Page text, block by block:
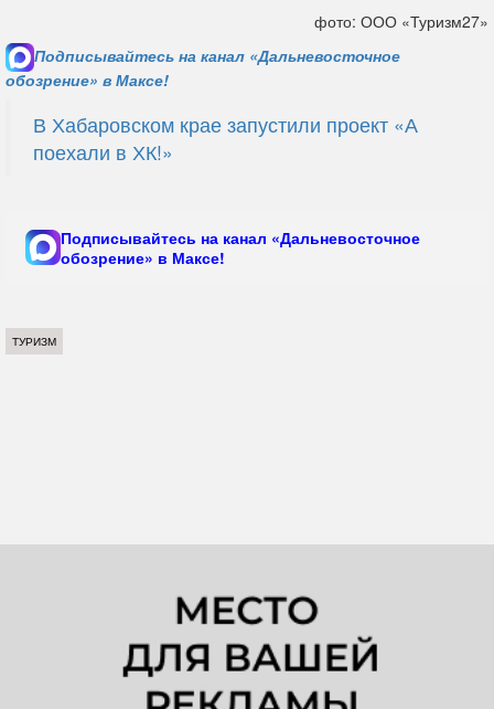
фото: ООО «Туризм27»
Подписывайтесь на канал «Дальневосточное
обозрение» в Максе!
В Хабаровском крае запустили проект «А
поехали в ХК!»
Подписывайтесь на канал «Дальневосточное
обозрение» в Максе!
ТУРИЗМ